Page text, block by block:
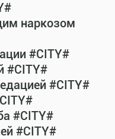
наркозом
#CITY#
#CITY#
#CITY#
#CITY#
#CITY#